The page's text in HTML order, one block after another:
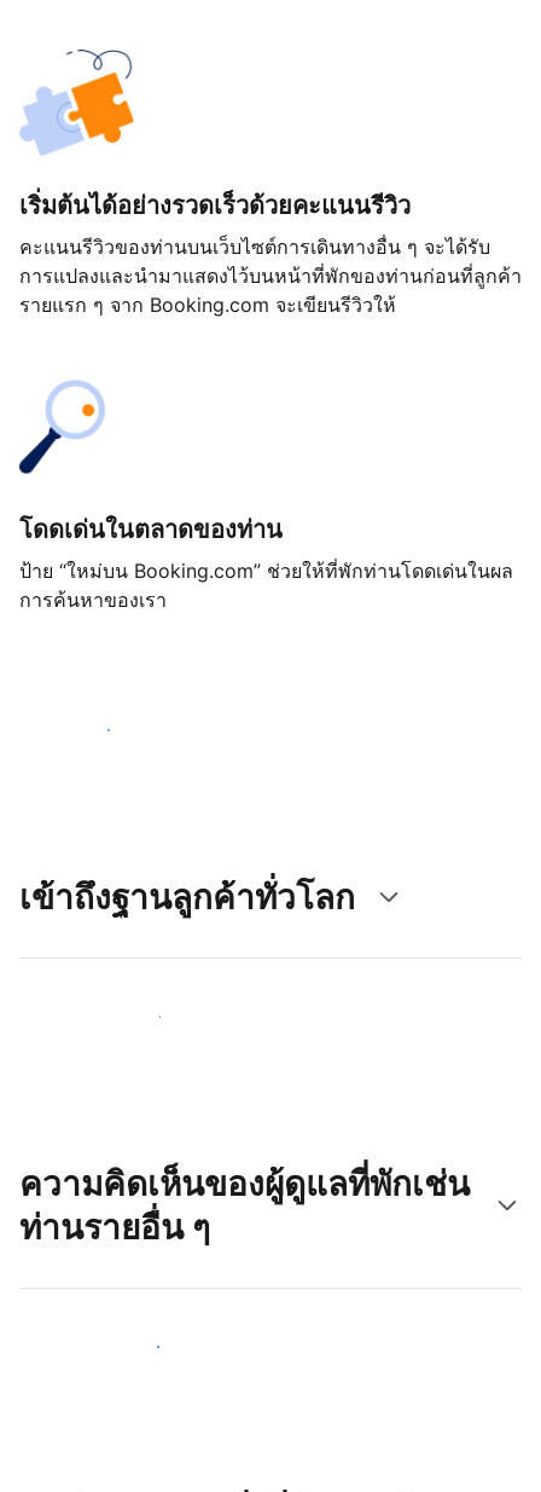
เริ่มต้นได้อย่างรวดเร็วด้วยคะแนนรีวิว
คะแนนรีวิวของท่านบนเว็บไซต์การเดินทางอื่น ๆ จะได้รับ
การแปลงและนำมาแสดงไว้บนหน้าที่พักของท่านก่อนที่ลูกค้า
รายแรก ๆ จาก Booking.com จะเขียนรีวิวให้
โดดเด่นในตลาดของท่าน
ป้าย “ใหม่บน Booking.com” ช่วยให้ที่พักท่านโดดเด่นในผล
การค้นหาของเรา
เริ่มต้นตั้งแต่วันนี้
เข้าถึงฐานลูกค้าทั่วโลก
เข้าถึงลูกค้าใหม่ ๆ ตั้งแต่วันนี้
ความคิดเห็นของผู้ดูแลที่พักเช่น
ท่านรายอื่น ๆ
มาร่วมกับผู้ดูแลที่พักเช่นท่าน